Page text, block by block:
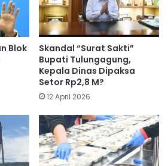
Blok
Skandal “Surat Sakti”
Bupati Tulungagung,
Kepala Dinas Dipaksa
Setor Rp2,8 M?
12 April 2026